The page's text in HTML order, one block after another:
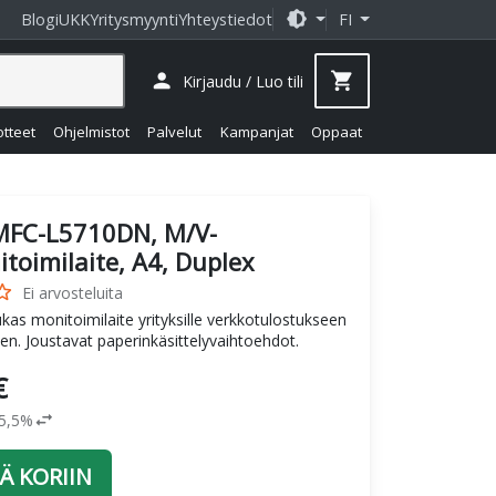
BlogiUKKYritysmyyntiYhteystiedot brightness_medium FI
Ohjelmistot Palvelut Kampanjat Oppaat
person Kirjaudu / Luo tili shopping_cart
L5710DN, M/V-
A4, Duplex
Ei arvosteluita
monitoimilaite yrityksille verkkotulostukseen
Joustavat paperinkäsittelyvaihtoehdot.
swap_horiz
KORIIN